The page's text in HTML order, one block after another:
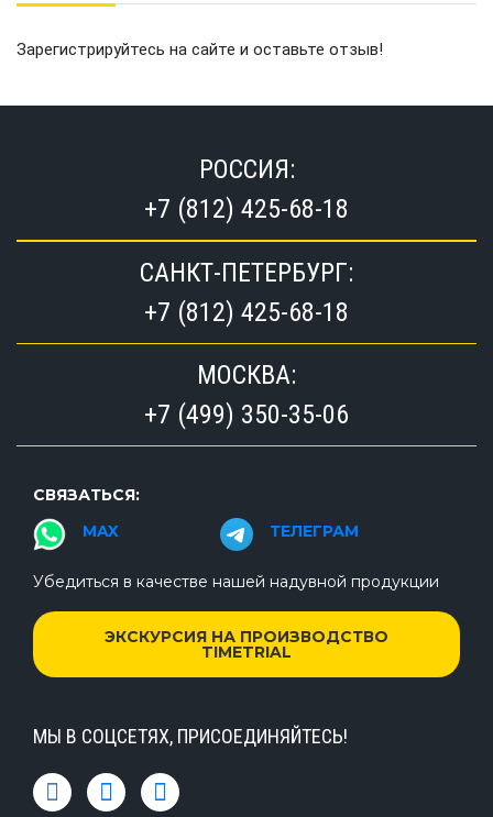
Зарегистрируйтесь на сайте и оставьте отзыв!
РОССИЯ:
+7 (812) 425-68-18
САНКТ-ПЕТЕРБУРГ:
+7 (812) 425-68-18
МОСКВА:
+7 (499) 350-35-06
СВЯЗАТЬСЯ:
MAX
ТЕЛЕГРАМ
Убедиться в качестве нашей надувной продукции
ЭКСКУРСИЯ НА ПРОИЗВОДСТВО
TIMETRIAL
МЫ В СОЦСЕТЯХ, ПРИСОЕДИНЯЙТЕСЬ!